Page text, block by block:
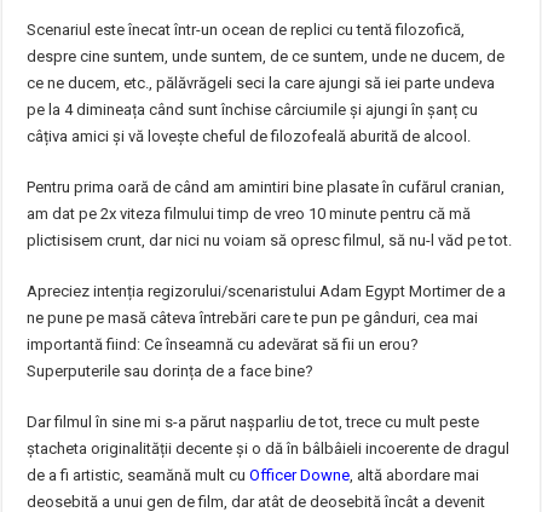
Scenariul este înecat într-un ocean de replici cu tentă filozofică,
despre cine suntem, unde suntem, de ce suntem, unde ne ducem, de
ce ne ducem, etc., pălăvrăgeli seci la care ajungi să iei parte undeva
pe la 4 dimineața când sunt închise cârciumile și ajungi în șanț cu
câțiva amici și vă lovește cheful de filozofeală aburită de alcool.
Pentru prima oară de când am amintiri bine plasate în cufărul cranian,
am dat pe 2x viteza filmului timp de vreo 10 minute pentru că mă
plictisisem crunt, dar nici nu voiam să opresc filmul, să nu-l văd pe tot.
Apreciez intenția regizorului/scenaristului Adam Egypt Mortimer de a
ne pune pe masă câteva întrebări care te pun pe gânduri, cea mai
importantă fiind: Ce înseamnă cu adevărat să fii un erou?
Superputerile sau dorința de a face bine?
Dar filmul în sine mi s-a părut nașparliu de tot, trece cu mult peste
ștacheta originalității decente și o dă în bâlbâieli incoerente de dragul
de a fi artistic, seamănă mult cuOfficer Downe, altă abordare mai
deosebită a unui gen de film, dar atât de deosebită încât a devenit